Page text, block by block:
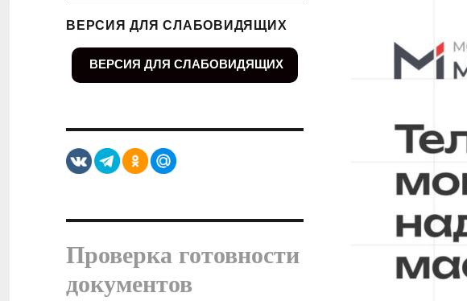
ВЕРСИЯ ДЛЯ СЛАБОВИДЯЩИХ
ВЕРСИЯ ДЛЯ СЛАБОВИДЯЩИХ
Проверка готовности
документов